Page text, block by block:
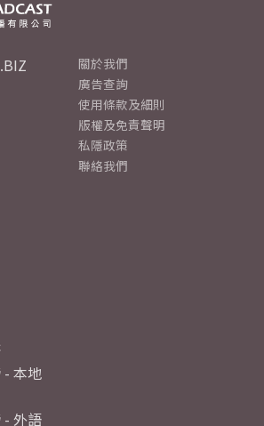
- 本地
- 外語
關於我們
廣告查詢
使用條款及細則
版權及免責聲明
私隱政策
聯絡我們